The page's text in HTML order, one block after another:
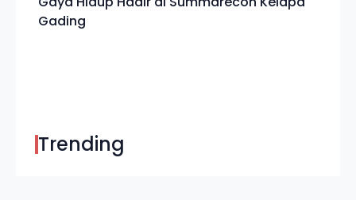
Gading
Trending